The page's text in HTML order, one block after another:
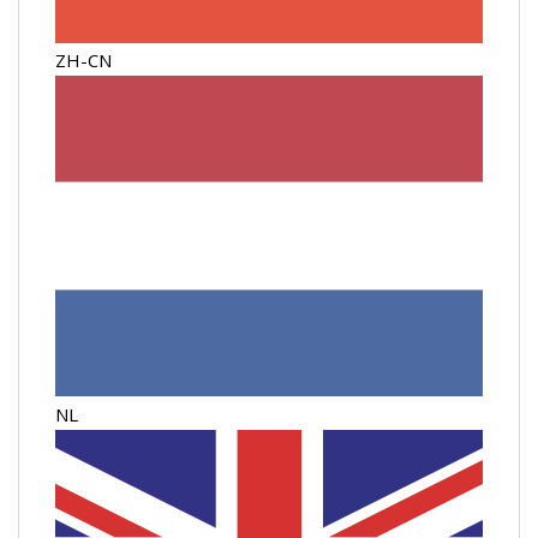
ZH-CN
NL